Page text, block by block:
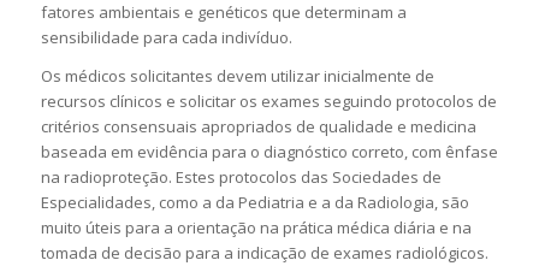
fatores ambientais e genéticos que determinam a
sensibilidade para cada indivíduo.
Os médicos solicitantes devem utilizar inicialmente de
recursos clínicos e solicitar os exames seguindo protocolos de
critérios consensuais apropriados de qualidade e medicina
baseada em evidência para o diagnóstico correto, com ênfase
na radioproteção. Estes protocolos das Sociedades de
Especialidades, como a da Pediatria e a da Radiologia, são
muito úteis para a orientação na prática médica diária e na
tomada de decisão para a indicação de exames radiológicos.